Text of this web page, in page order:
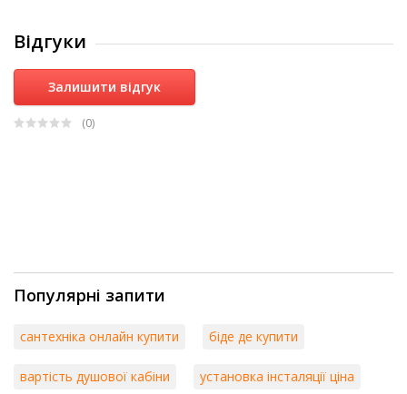
Відгуки
(0)
Залишити відгук
Популярні запити
сантехніка онлайн купити біде де купити
вартість душової кабіни установка інсталяції ціна